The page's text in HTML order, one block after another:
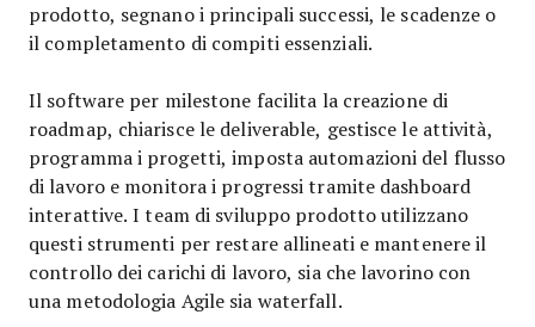
prodotto, segnano i principali successi, le scadenze o
il completamento di compiti essenziali.
Il software per milestone facilita la creazione di
roadmap, chiarisce le deliverable, gestisce le attività,
programma i progetti, imposta automazioni del flusso
di lavoro e monitora i progressi tramite dashboard
interattive. I team di sviluppo prodotto utilizzano
questi strumenti per restare allineati e mantenere il
controllo dei carichi di lavoro, sia che lavorino con
una metodologia Agile sia waterfall.